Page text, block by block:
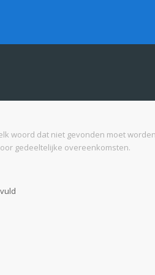
woord dat niet gevonden moet
gedeeltelijke overeenkomsten.